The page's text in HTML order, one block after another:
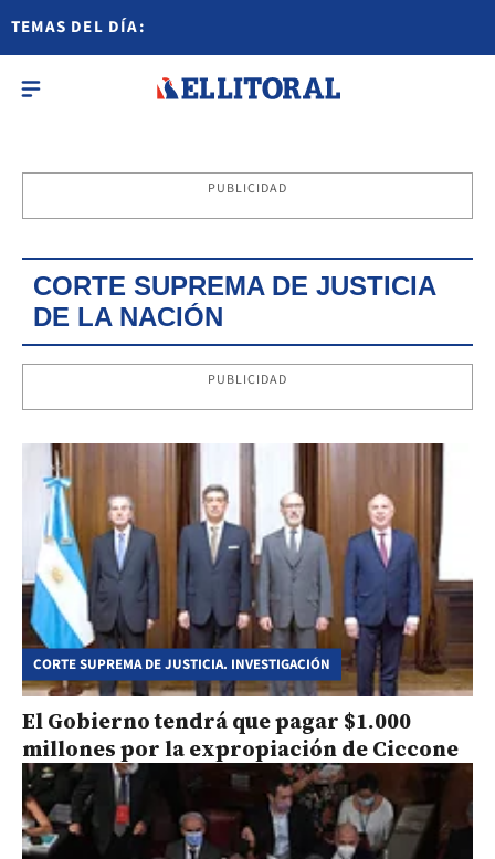
TEMAS DEL DÍA:
PUBLICIDAD
CORTE SUPREMA DE JUSTICIA
DE LA NACIÓN
PUBLICIDAD
CORTE SUPREMA DE JUSTICIA. INVESTIGACIÓN
El Gobierno tendrá que pagar $1.000
millones por la expropiación de Ciccone